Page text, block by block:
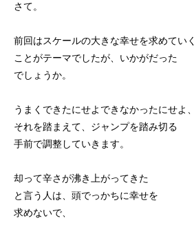
さて。
前回はスケールの大きな幸せを求めていく
ことがテーマでしたが、いかがだった
でしょうか。
うまくできたにせよできなかったにせよ、
それを踏まえて、ジャンプを踏み切る
手前で調整していきます。
却って辛さが沸き上がってきた
と言う人は、頭でっかちに幸せを
求めないで、